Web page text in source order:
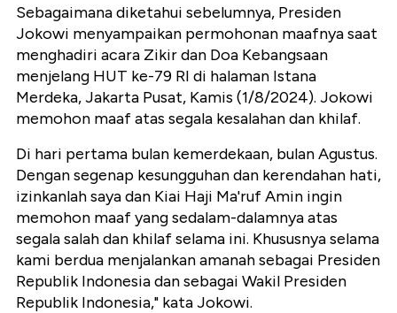
Sebagaimana diketahui sebelumnya, Presiden
Jokowi menyampaikan permohonan maafnya saat
menghadiri acara Zikir dan Doa Kebangsaan
menjelang HUT ke-79 RI di halaman Istana
Merdeka, Jakarta Pusat, Kamis (1/8/2024). Jokowi
memohon maaf atas segala kesalahan dan khilaf.
Di hari pertama bulan kemerdekaan, bulan Agustus.
Dengan segenap kesungguhan dan kerendahan hati,
izinkanlah saya dan Kiai Haji Ma'ruf Amin ingin
memohon maaf yang sedalam-dalamnya atas
segala salah dan khilaf selama ini. Khususnya selama
kami berdua menjalankan amanah sebagai Presiden
Republik Indonesia dan sebagai Wakil Presiden
Republik Indonesia," kata Jokowi.